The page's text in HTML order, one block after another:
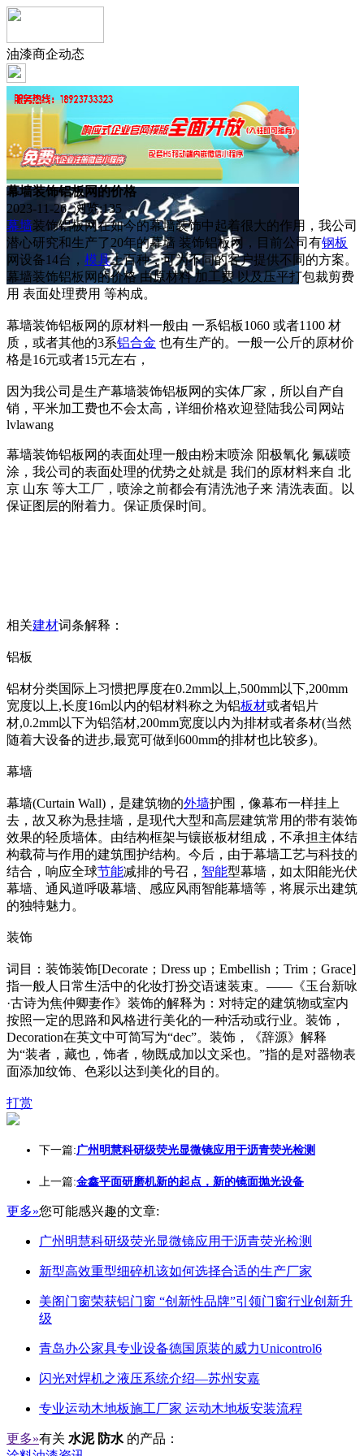
油漆商企动态
幕墙装饰铝板网的价格
2023-11-26 浏览:135
幕墙装饰铝板网在如今的幕墙装饰中起着很大的作用，我公司
潜心研究和生产了20年的幕墙 装饰铝板网，目前公司有钢板
网设备14台， 模具上百种，可为不同的客户提供不同的方案。
幕墙装饰铝板网的价格 由原材料 加工费 以及压平打包裁剪费
用 表面处理费用 等构成。
幕墙装饰铝板网的原材料一般由 一系铝板1060 或者1100 材
质，或者其他的3系铝合金 也有生产的。一般一公斤的原材价
格是16元或者15元左右，
因为我公司是生产幕墙装饰铝板网的实体厂家，所以自产自
销，平米加工费也不会太高，详细价格欢迎登陆我公司网站
lvlawang
幕墙装饰铝板网的表面处理一般由粉末喷涂 阳极氧化 氟碳喷
涂，我公司的表面处理的优势之处就是 我们的原材料来自 北
京 山东 等大工厂，喷涂之前都会有清洗池子来 清洗表面。以
保证图层的附着力。保证质保时间。
相关建材词条解释：
铝板
铝材分类国际上习惯把厚度在0.2mm以上,500mm以下,200mm
宽度以上,长度16m以内的铝材料称之为铝板材或者铝片
材,0.2mm以下为铝箔材,200mm宽度以内为排材或者条材(当然
随着大设备的进步,最宽可做到600mm的排材也比较多)。
幕墙
幕墙(Curtain Wall)，是建筑物的外墙护围，像幕布一样挂上
去，故又称为悬挂墙，是现代大型和高层建筑常用的带有装饰
效果的轻质墙体。由结构框架与镶嵌板材组成，不承担主体结
构载荷与作用的建筑围护结构。今后，由于幕墙工艺与科技的
结合，响应全球节能减排的号召， 智能型幕墙，如太阳能光伏
幕墙、通风道呼吸幕墙、感应风雨智能幕墙等，将展示出建筑
的独特魅力。
装饰
词目：装饰装饰[Decorate；Dress up；Embellish；Trim；Grace]
指一般人日常生活中的化妆打扮交语速装束。——《玉台新咏
·古诗为焦仲卿妻作》装饰的解释为：对特定的建筑物或室内
按照一定的思路和风格进行美化的一种活动或行业。装饰，
Decoration在英文中可简写为“dec”。装饰，《辞源》解释
为“装者，藏也，饰者，物既成加以文采也。”指的是对器物表
面添加纹饰、色彩以达到美化的目的。
打赏
下一篇:广州明慧科研级荧光显微镜应用于沥青荧光检测
上一篇:金鑫平面研磨机新的起点，新的镜面抛光设备
更多»您可能感兴趣的文章:
广州明慧科研级荧光显微镜应用于沥青荧光检测
新型高效重型细碎机该如何选择合适的生产厂家
美阁门窗荣获铝门窗 “创新性品牌”引领门窗行业创新升
级
青岛办公家具专业设备德国原装的威力Unicontrol6
闪光对焊机之液压系统介绍—苏州安嘉
专业运动木地板施工厂家 运动木地板安装流程
更多»有关 水泥 防水 的产品：